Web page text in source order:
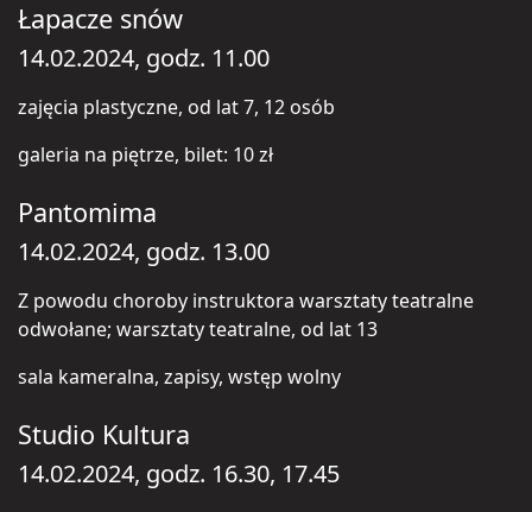
Łapacze snów
14.02.2024, godz. 11.00
zajęcia plastyczne, od lat 7, 12 osób
galeria na piętrze, bilet: 10 zł
Pantomima
14.02.2024, godz. 13.00
Z powodu choroby instruktora warsztaty teatralne
odwołane; warsztaty teatralne, od lat 13
sala kameralna, zapisy, wstęp wolny
Studio Kultura
14.02.2024, godz. 16.30, 17.45